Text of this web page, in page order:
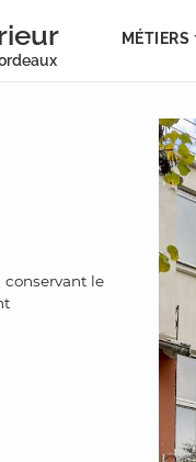
MÉTIERS
conservant le